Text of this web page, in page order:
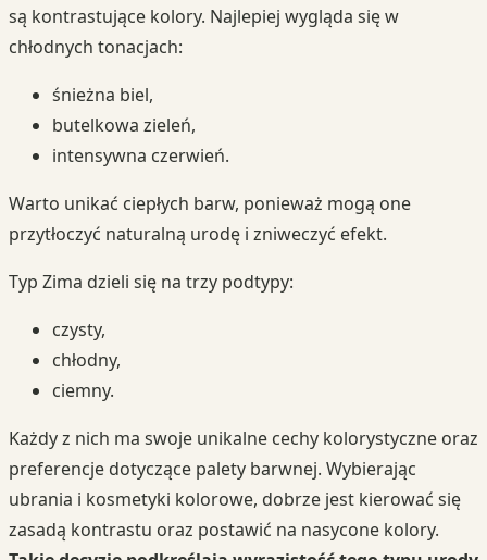
są kontrastujące kolory. Najlepiej wygląda się w
chłodnych tonacjach:
śnieżna biel,
butelkowa zieleń,
intensywna czerwień.
Warto unikać ciepłych barw, ponieważ mogą one
przytłoczyć naturalną urodę i zniweczyć efekt.
Typ Zima dzieli się na trzy podtypy:
czysty,
chłodny,
ciemny.
Każdy z nich ma swoje unikalne cechy kolorystyczne oraz
preferencje dotyczące palety barwnej. Wybierając
ubrania i kosmetyki kolorowe, dobrze jest kierować się
zasadą kontrastu oraz postawić na nasycone kolory.